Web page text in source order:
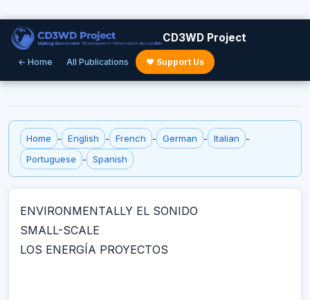
CD3WD Project
← Home All Publications ♥ Support Us
Home - English - French - German - Italian
-
Portuguese
- Spanish
ENVIRONMENTALLY EL SONIDO
SMALL-SCALE
LOS ENERGÍA PROYECTOS